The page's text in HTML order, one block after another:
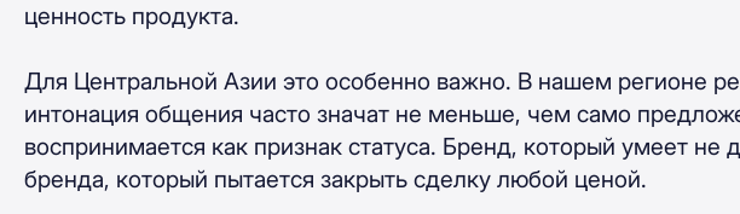
ценность продукта.
Для Центральной Азии это особенно важно. В нашем регионе
интонация общения часто значат не меньше, чем само
воспринимается как признак статуса. Бренд, который умеет не
бренда, который пытается закрыть сделку любой ценой.